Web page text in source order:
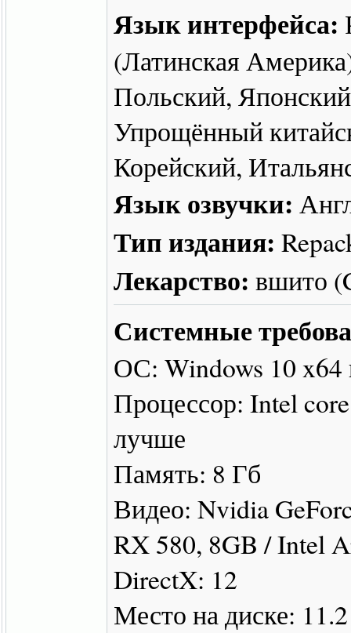
Язык интерфейса:
(Латинская
Польский,
Упрощённый
Корейский,
Язык озвучки:
Тип издания:
Лекарство: вшито
Системные
ОС: Windows 10
Процессор: Intel
лучше
Память: 8 Гб
Видео: Nvidia
RX 580, 8GB / Intel
DirectX: 12
Место на диске: